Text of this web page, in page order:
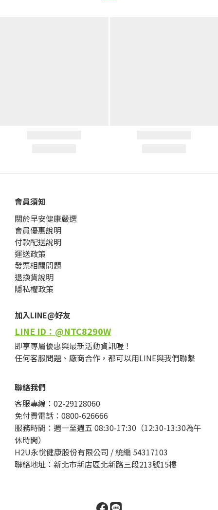
會員須知
關於早安健康嚴選
會員優惠說明
付款配送說明
運送政策
發票相關問題
退換貨說明
隱私權政策
加入LINE@好友
LINE ID：@NTC8290W
即享專屬優惠與最新活動資訊喔！
任何客服問題、廠商合作，都可以用LINE與我們聯繫
聯絡我們
客服專線：02-29128060
免付費電話：0800-626666
服務時間：週一至週五 08:30-17:30（12:30-13:30為午
休時間）
H2U永悅健康股份有限公司 / 統編 54317103
聯絡地址：新北市新店區北新路三段213號15樓